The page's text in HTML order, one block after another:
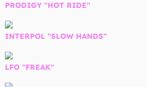
PRODIGY "HOT RIDE"
INTERPOL "SLOW HANDS"
LFO "FREAK"